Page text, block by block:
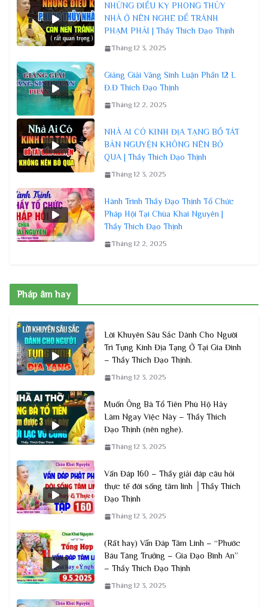
NHỮNG ĐIỀU KỴ PHONG THỦY
NHÀ Ở NÊN NGHE ĐỂ TRÁNH
PHẠM PHẢI | Thầy Thích Đạo Thịnh
Tháng 12 3, 2025
Giảng Giải Vãng Sinh Luận Phần 12 L
Đ.Đ Thích Đạo Thịnh
Tháng 12 2, 2025
NHÀ AI CÓ KINH ĐỊA TẠNG BỒ TÁT
BẢN NGUYỆN KHÔNG NÊN BỎ
QUA | Thầy Thích Đạo Thịnh
Tháng 12 3, 2025
Hành Trình Thầy Đạo Thịnh Tổ Chức
Pháp Hội Tại Chùa Khai Nguyên |
Thầy Thích Đạo Thịnh
Tháng 12 2, 2025
Pháp âm hay
Lời Khuyên Sâu Sắc Dành Cho Người
Trì Tụng Kinh Địa Tạng Ở Tại Gia Đình
– Thầy Thích Đạo Thịnh.
Tháng 12 3, 2025
Muốn Ông Bà Tổ Tiên Phù Hộ Hãy
Làm Ngay Việc Này – Thầy Thích
Đạo Thịnh (nên nghe).
Tháng 12 3, 2025
Vấn Đáp 160 – Thầy giải đáp câu hỏi
thực tế đời sống tâm linh │Thầy Thích
Đạo Thịnh
Tháng 12 3, 2025
(Rất hay) Vấn Đáp Tâm Linh – “Phước
Báu Tăng Trưởng – Gia Đạo Bình An”
– Thầy Thích Đạo Thịnh
Tháng 12 3, 2025